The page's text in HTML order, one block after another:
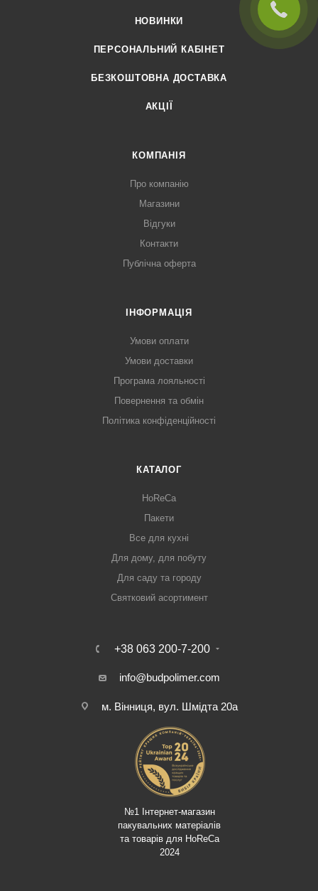
НОВИНКИ
ПЕРСОНАЛЬНИЙ КАБІНЕТ
БЕЗКОШТОВНА ДОСТАВКА
АКЦІЇ
КОМПАНІЯ
Про компанію
Магазини
Відгуки
Контакти
Публічна оферта
ІНФОРМАЦІЯ
Умови оплати
Умови доставки
Програма лояльності
Повернення та обмін
Політика конфіденційності
КАТАЛОГ
HoReCa
Пакети
Все для кухні
Для дому, для побуту
Для саду та городу
Святковий асортимент
+38 063 200-7-200
info@budpolimer.com
м. Вінниця, вул. Шмідта 20а
№1 Інтернет-магазин
пакувальних матеріалів
та товарів для HoReCa
2024